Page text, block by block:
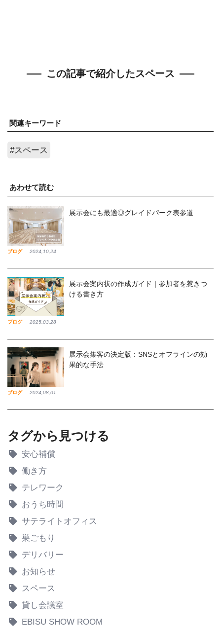
この記事で紹介したスペース
関連キーワード
#スペース
あわせて読む
ブログ 2024,10,24
展示会にも最適◎グレイドパーク表参道
ブログ 2025,03,28
展示会案内状の作成ガイド｜参加者を惹きつ
ける書き方
ブログ 2024,08,01
展示会集客の決定版：SNSとオフラインの効
果的な手法
タグから見つける
安心補償
働き方
テレワーク
おうち時間
サテライトオフィス
巣ごもり
デリバリー
お知らせ
スペース
貸し会議室
EBISU SHOW ROOM